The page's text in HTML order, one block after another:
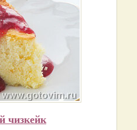
чизкейк